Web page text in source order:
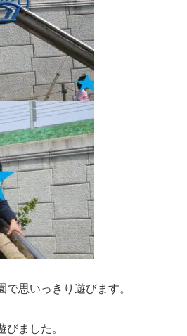
思いっきり遊びます。
ました。